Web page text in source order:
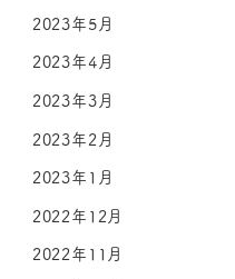
2023年5月
2023年4月
2023年3月
2023年2月
2023年1月
2022年12月
2022年11月